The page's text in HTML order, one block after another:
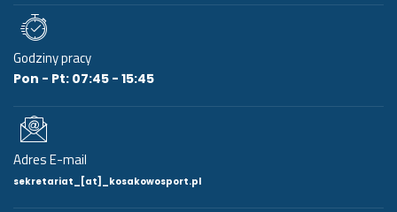
Godziny pracy
Pon - Pt: 07:45 - 15:45
Adres E-mail
sekretariat_[at]_kosakowosport.pl